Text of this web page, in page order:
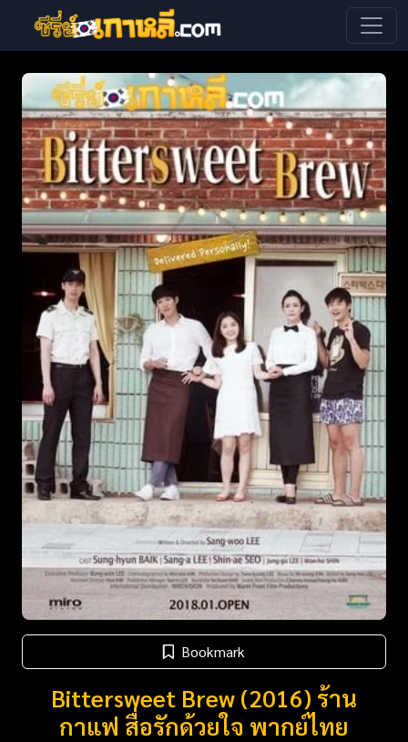
Bookmark
Bittersweet Brew (2016) ร้าน
กาแฟ สื่อรักด้วยใจ พากย์ไทย